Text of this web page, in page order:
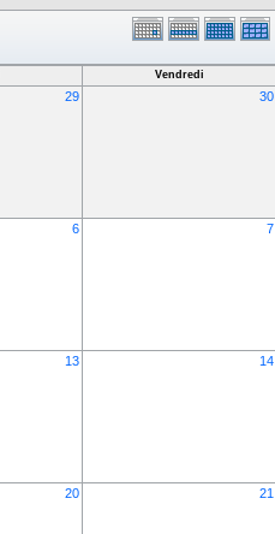
Vendredi
29 30
6 7
13 14
20 21